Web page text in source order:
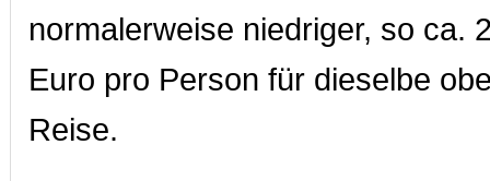
normalerweise niedriger, so ca.
Euro pro Person für dieselbe
Reise.